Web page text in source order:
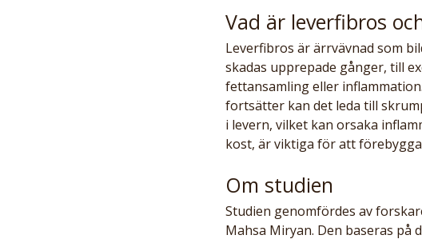
Vad är leverfibros
Leverfibros är ärrvävnad som
skadas upprepade gånger, till
fettansamling eller
fortsätter kan det leda till
i levern, vilket kan orsaka
kost, är viktiga för att
Om studien
Studien genomfördes av
Mahsa Miryan. Den baseras på